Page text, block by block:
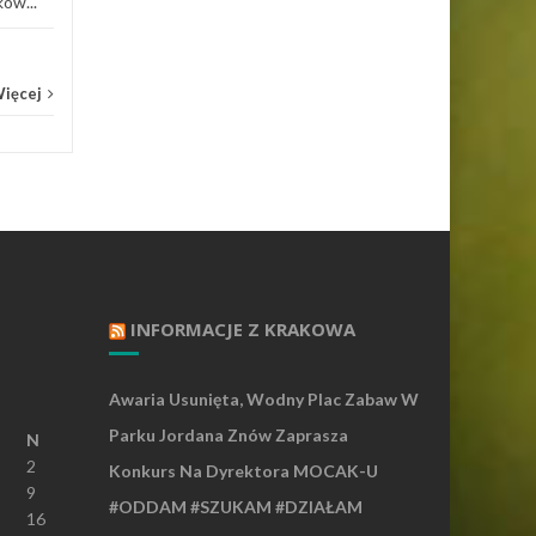
N
2
9
16
INFORMACJE Z KRAKOWA
Awaria Usunięta, Wodny Plac Zabaw W
Parku Jordana Znów Zaprasza
Konkurs Na Dyrektora MOCAK-U
#ODDAM #SZUKAM #DZIAŁAM